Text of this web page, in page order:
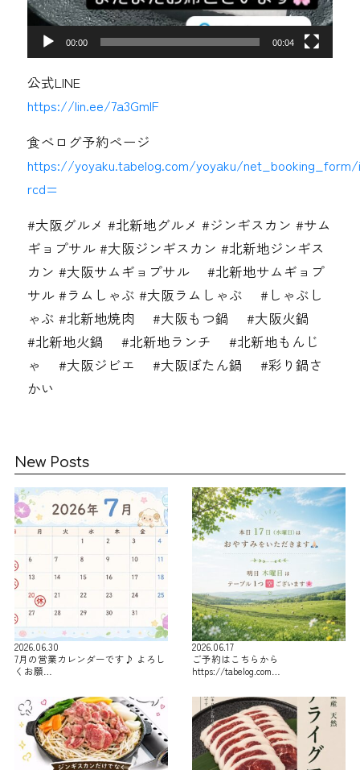
00:00 00:04
公式LINE
https://lin.ee/7a3GmIF
食べログ予約ページ
https://yoyaku.tabelog.com/yoyaku/net_booking_form/
rcd=
#大阪グルメ #北新地グルメ #ジンギスカン #サム
ギョプサル #大阪ジンギスカン #北新地ジンギス
カン #大阪サムギョプサル #北新地サムギョプ
サル #ラムしゃぶ #大阪ラムしゃぶ #しゃぶし
ゃぶ #北新地焼肉 #大阪もつ鍋 #大阪火鍋
#北新地火鍋 #北新地ランチ #北新地もんじ
ゃ #大阪ジビエ #大阪ぼたん鍋 #彩り鍋さ
かい
New Posts
2026.06.30
7月の営業カレンダーです♪ よろし
くお願…
2026.06.17
ご予約はこちらから
https://tabelog.com…